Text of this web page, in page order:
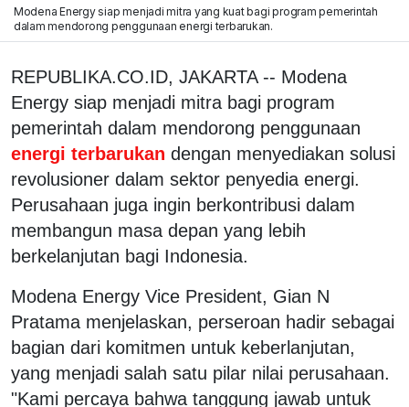
Modena Energy siap menjadi mitra yang kuat bagi program pemerintah
dalam mendorong penggunaan energi terbarukan.
REPUBLIKA.CO.ID, JAKARTA -- Modena
Energy siap menjadi mitra bagi program
pemerintah dalam mendorong penggunaan
energi terbarukan dengan menyediakan solusi
revolusioner dalam sektor penyedia energi.
Perusahaan juga ingin berkontribusi dalam
membangun masa depan yang lebih
berkelanjutan bagi Indonesia.
Modena Energy Vice President, Gian N
Pratama menjelaskan, perseroan hadir sebagai
bagian dari komitmen untuk keberlanjutan,
yang menjadi salah satu pilar nilai perusahaan.
"Kami percaya bahwa tanggung jawab untuk